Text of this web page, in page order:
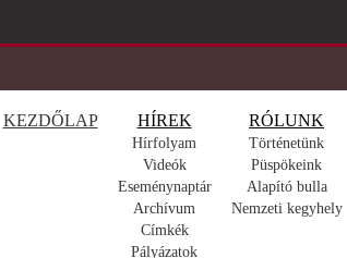
KEZDŐLAP HÍREK
Hírfolyam
Videók
Eseménynaptár
Archívum
Címkék
Pályázatok
RÓLUNK
Történetünk
Püspökeink
Alapító bulla
Nemzeti kegyhely